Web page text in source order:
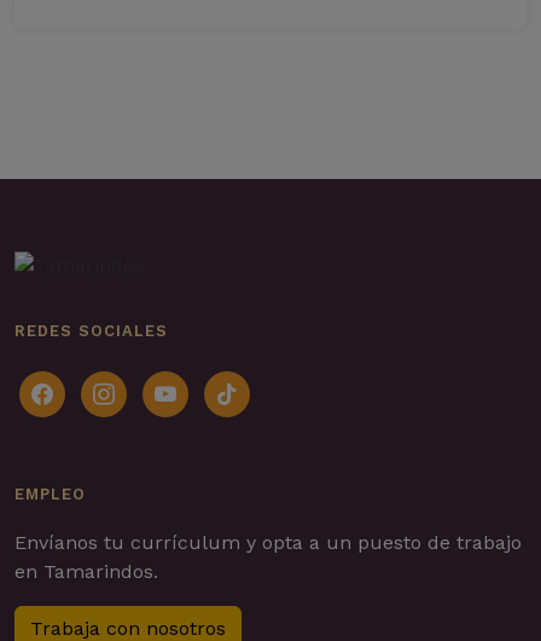
REDES SOCIALES
facebookinstagramyoutubetiktok
EMPLEO
Envíanos tu currículum y opta a un puesto de trabajo
en Tamarindos.
Trabaja con nosotros